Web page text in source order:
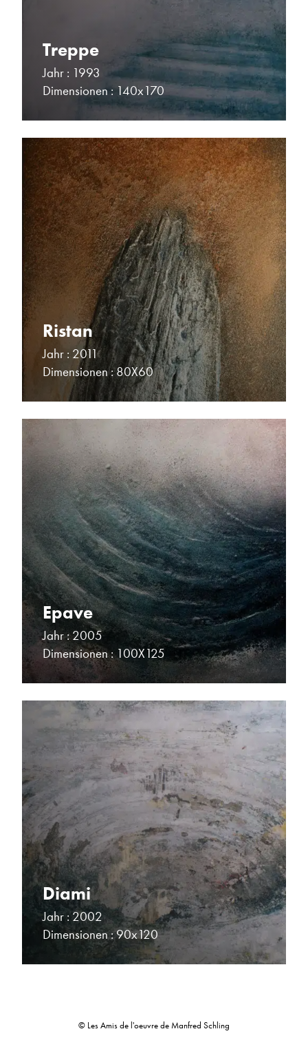
Treppe
Jahr : 1993
Dimensionen : 140x170
Ristan
Jahr : 2011
Dimensionen : 80X60
Epave
Jahr : 2005
Dimensionen : 100X125
Diami
Jahr : 2002
Dimensionen : 90x120
© Les Amis de l'oeuvre de Manfred Schling